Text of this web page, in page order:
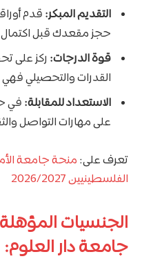
التقديم المبكر: قدم
حجز مقعدك قبل
قوة الدرجات: ركز على
القدرات والتحصيلي
الاستعداد للمقابلة: في
على مهارات التواصل
تعرف على: منحة جامعة
الفلسطينيين 2026/2027
الجنسيات
جامعة دار العلوم: